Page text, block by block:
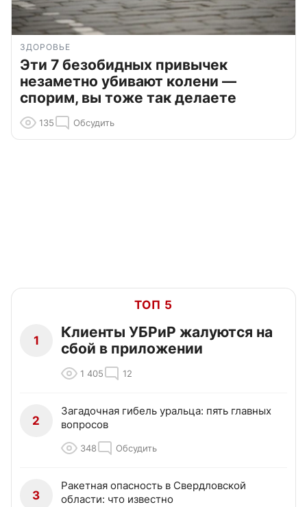
ЗДОРОВЬЕ
Эти 7 безобидных привычек
незаметно убивают колени —
спорим, вы тоже так делаете
135 Обсудить
ТОП 5
1
Клиенты УБРиР жалуются на
сбой в приложении
1 405 12
2
Загадочная гибель уральца: пять главных
вопросов
348 Обсудить
3
Ракетная опасность в Свердловской
области: что известно